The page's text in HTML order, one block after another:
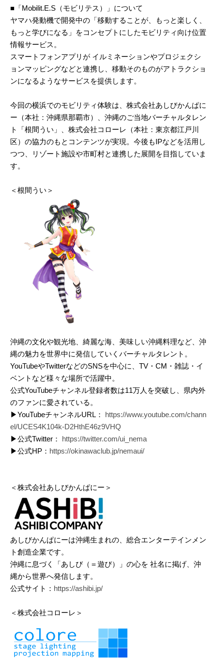
■「Mobilit.E.S（モビリテス）」について
ヤマハ発動機で開発中の「移動することが、もっと楽しく、
もっと学びになる」をコンセプトにしたモビリティ向け位置
情報サービス。
スマートフォンアプリが イルミネーションやプロジェクシ
ョンマッピングなどと連携し、移動そのものがアトラクショ
ンになるようなサービスを提供します。
今回の横浜でのモビリティ体験は、株式会社あしびかんぱに
ー（本社：沖縄県那覇市）、沖縄のご当地バーチャルタレン
ト「根間うい」、株式会社コローレ（本社：東京都江戸川
区）の協力のもとコンテンツが実現。今後もIPなどを活用し
つつ、リゾート施設や市町村と連携した展開を目指していま
す。
＜根間うい＞
沖縄の文化や観光地、綺麗な海、美味しい沖縄料理など、沖
縄の魅力を世界中に発信していくバーチャルタレント。
YouTubeやTwitterなどのSNSを中心に、TV・CM・雑誌・イ
ベントなど様々な場所で活躍中。
公式YouTubeチャンネル登録者数は11万人を突破し、県内外
のファンに愛されている。
▶YouTubeチャンネルURL： https://www.youtube.com/chann
el/UCES4K104k-D2HthE46z9VHQ
▶公式Twitter： https://twitter.com/ui_nema
▶公式HP： https://okinawaclub.jp/nemaui/
＜株式会社あしびかんぱにー＞
あしびかんぱにーは沖縄生まれの、総合エンターテインメン
ト創造企業です。
沖縄に息づく「あしび（＝遊び）」の心を 社名に掲げ、沖
縄から世界へ発信します。
公式サイト： https://ashibi.jp/
＜株式会社コローレ＞